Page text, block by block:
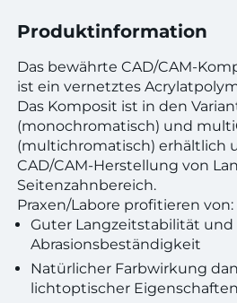
Produktinformation
Das bewährte CAD/CAM-
ist ein vernetztes
Das Komposit ist in den
(monochromatisch) und
(multichromatisch) erhältlich
CAD/CAM-Herstellung von
Seitenzahnbereich.
Praxen/Labore profitieren von:
Guter Langzeitstabilität und
Abrasionsbeständigkeit
Natürlicher Farbwirkung
lichtoptischer Eigenschaften